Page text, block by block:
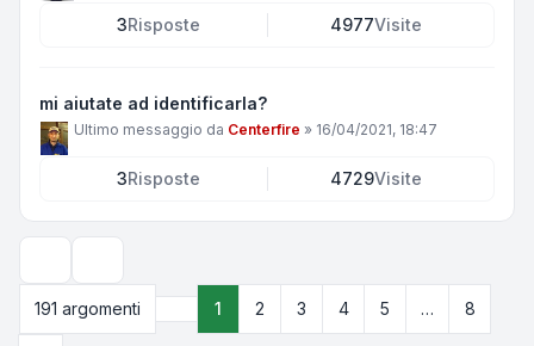
3Risposte 4977Visite
mi aiutate ad identificarla?
Ultimo messaggio da Centerfire » 16/04/2021, 18:47
3Risposte 4729Visite
191 argomenti
Pagina di8
1 2 3 4 5 …
8